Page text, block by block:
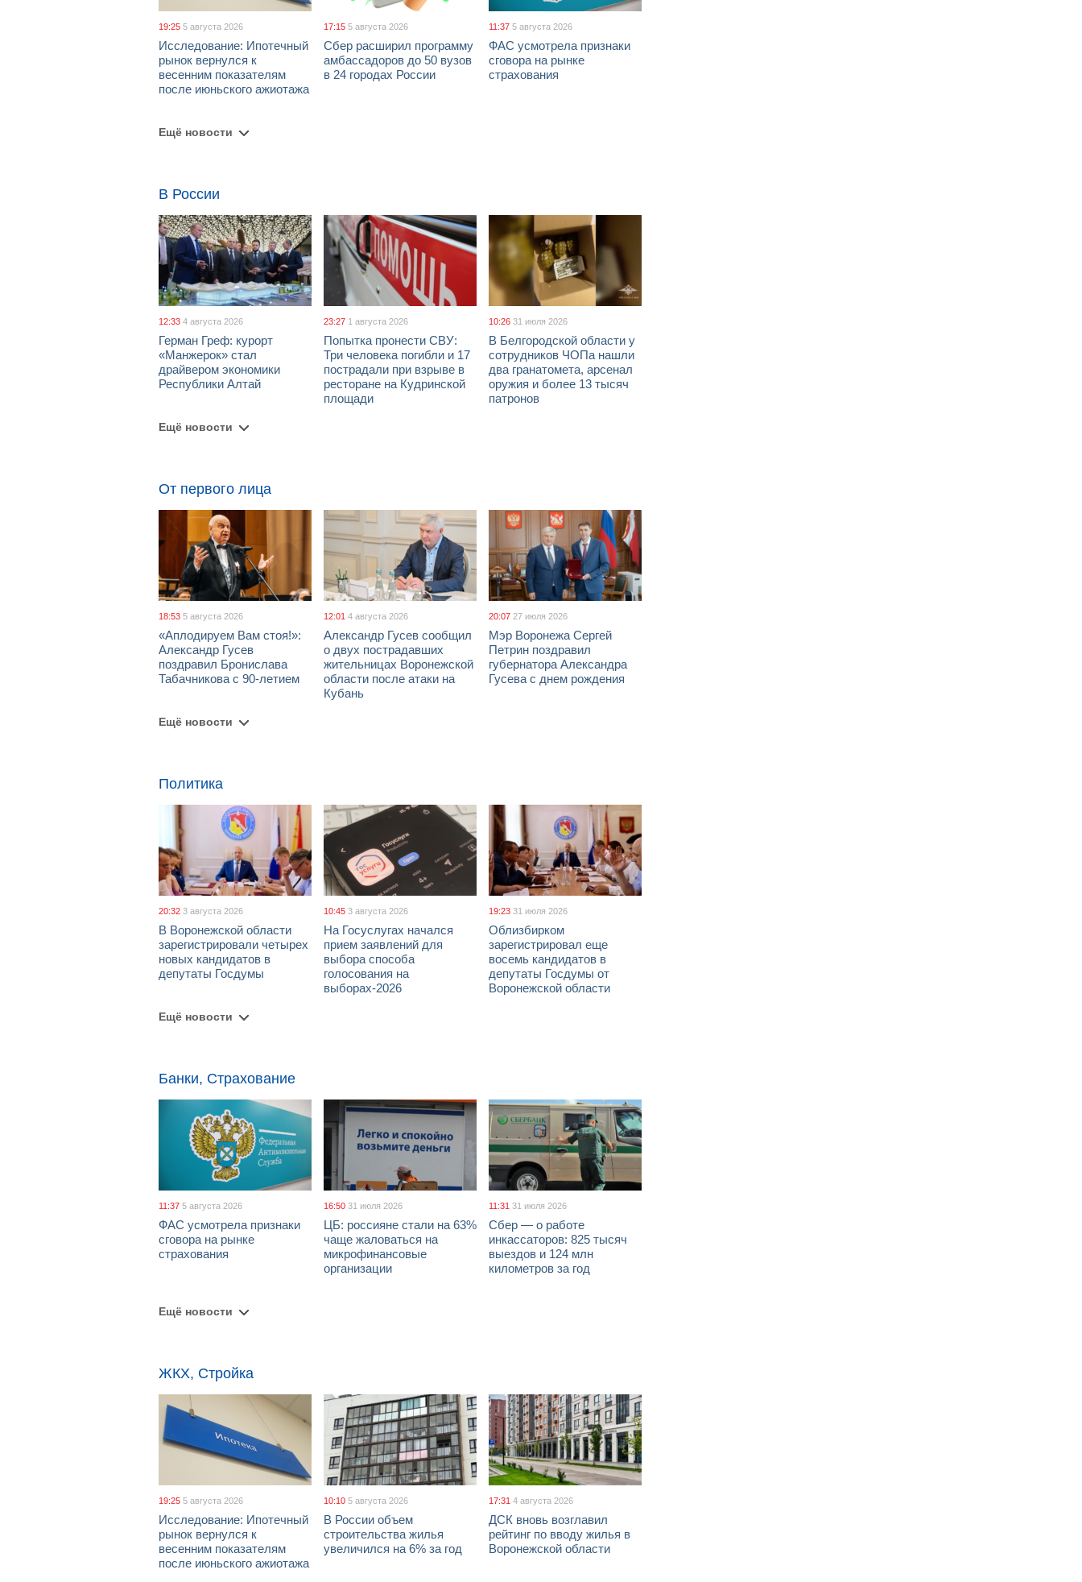
19:25 5 августа 2026
Исследование: Ипотечный
рынок вернулся к
весенним показателям
после июньского ажиотажа
17:15 5 августа 2026
Сбер расширил программу
амбассадоров до 50 вузов
в 24 городах России
11:37 5 августа 2026
ФАС усмотрела признаки
сговора на рынке
страхования
Ещё новости
В России
12:33 4 августа 2026
Герман Греф: курорт
«Манжерок» стал
драйвером экономики
Республики Алтай
23:27 1 августа 2026
Попытка пронести СВУ:
Три человека погибли и 17
пострадали при взрыве в
ресторане на Кудринской
площади
10:26 31 июля 2026
В Белгородской области у
сотрудников ЧОПа нашли
два гранатомета, арсенал
оружия и более 13 тысяч
патронов
Ещё новости
От первого лица
18:53 5 августа 2026
«Аплодируем Вам стоя!»:
Александр Гусев
поздравил Бронислава
Табачникова с 90-летием
12:01 4 августа 2026
Александр Гусев сообщил
о двух пострадавших
жительницах Воронежской
области после атаки на
Кубань
20:07 27 июля 2026
Мэр Воронежа Сергей
Петрин поздравил
губернатора Александра
Гусева с днем рождения
Ещё новости
Политика
20:32 3 августа 2026
В Воронежской области
зарегистрировали четырех
новых кандидатов в
депутаты Госдумы
10:45 3 августа 2026
На Госуслугах начался
прием заявлений для
выбора способа
голосования на
выборах-2026
19:23 31 июля 2026
Облизбирком
зарегистрировал еще
восемь кандидатов в
депутаты Госдумы от
Воронежской области
Ещё новости
Банки, Страхование
11:37 5 августа 2026
ФАС усмотрела признаки
сговора на рынке
страхования
16:50 31 июля 2026
ЦБ: россияне стали на 63%
чаще жаловаться на
микрофинансовые
организации
11:31 31 июля 2026
Сбер — о работе
инкассаторов: 825 тысяч
выездов и 124 млн
километров за год
Ещё новости
ЖКХ, Стройка
19:25 5 августа 2026
Исследование: Ипотечный
рынок вернулся к
весенним показателям
после июньского ажиотажа
10:10 5 августа 2026
В России объем
строительства жилья
увеличился на 6% за год
17:31 4 августа 2026
ДСК вновь возглавил
рейтинг по вводу жилья в
Воронежской области